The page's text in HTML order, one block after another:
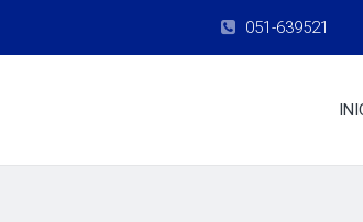
051-639521